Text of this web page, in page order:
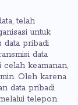
telah
untuk
data pribadi
data
keamanan,
Oleh karena
data pribadi
telepon.